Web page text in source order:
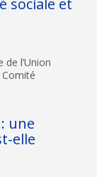
l’Union
une
elle